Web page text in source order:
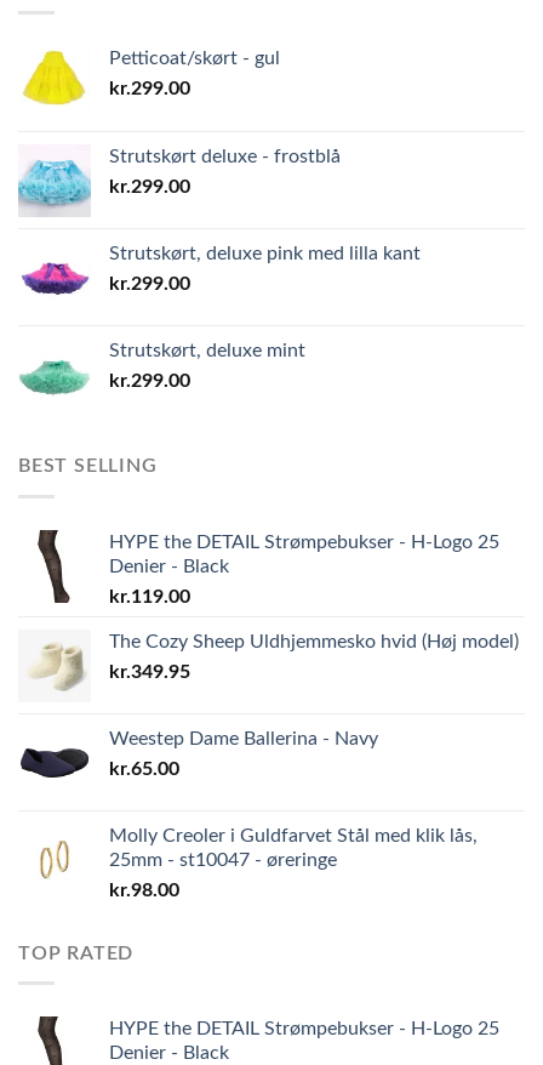
Petticoat/skørt - gul
kr.299.00
Strutskørt deluxe - frostblå
kr.299.00
Strutskørt, deluxe pink med lilla kant
kr.299.00
Strutskørt, deluxe mint
kr.299.00
BEST SELLING
HYPE the DETAIL Strømpebukser - H-Logo 25
Denier - Black
kr.119.00
The Cozy Sheep Uldhjemmesko hvid (Høj model)
kr.349.95
Weestep Dame Ballerina - Navy
kr.65.00
Molly Creoler i Guldfarvet Stål med klik lås,
25mm - st10047 - øreringe
kr.98.00
TOP RATED
HYPE the DETAIL Strømpebukser - H-Logo 25
Denier - Black